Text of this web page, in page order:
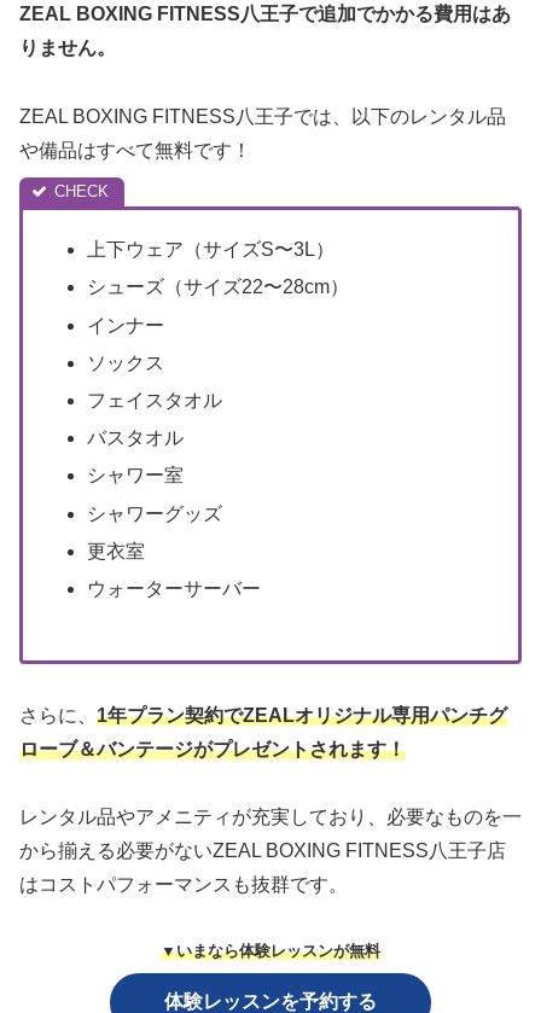
ZEAL BOXING FITNESS八王子で追加でかかる費用はあ
りません。
ZEAL BOXING FITNESS八王子では、以下のレンタル品
や備品はすべて無料です！
上下ウェア（サイズS〜3L）
シューズ（サイズ22〜28cm）
インナー
ソックス
フェイスタオル
バスタオル
シャワー室
シャワーグッズ
更衣室
ウォーターサーバー
さらに、 1年プラン契約でZEALオリジナル専用パンチグ
ローブ＆バンテージがプレゼントされます！
レンタル品やアメニティが充実しており、必要なものを一
から揃える必要がないZEAL BOXING FITNESS八王子店
はコストパフォーマンスも抜群です。
▼いまなら体験レッスンが無料
体験レッスンを予約する